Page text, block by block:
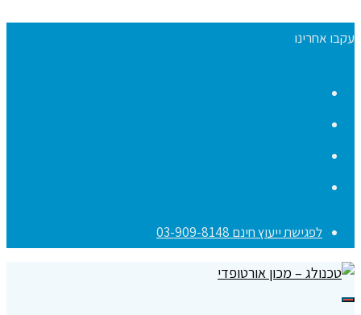
עקבו אחרינו
לפגישת ייעוץ חינם 03-909-8148
תפריט